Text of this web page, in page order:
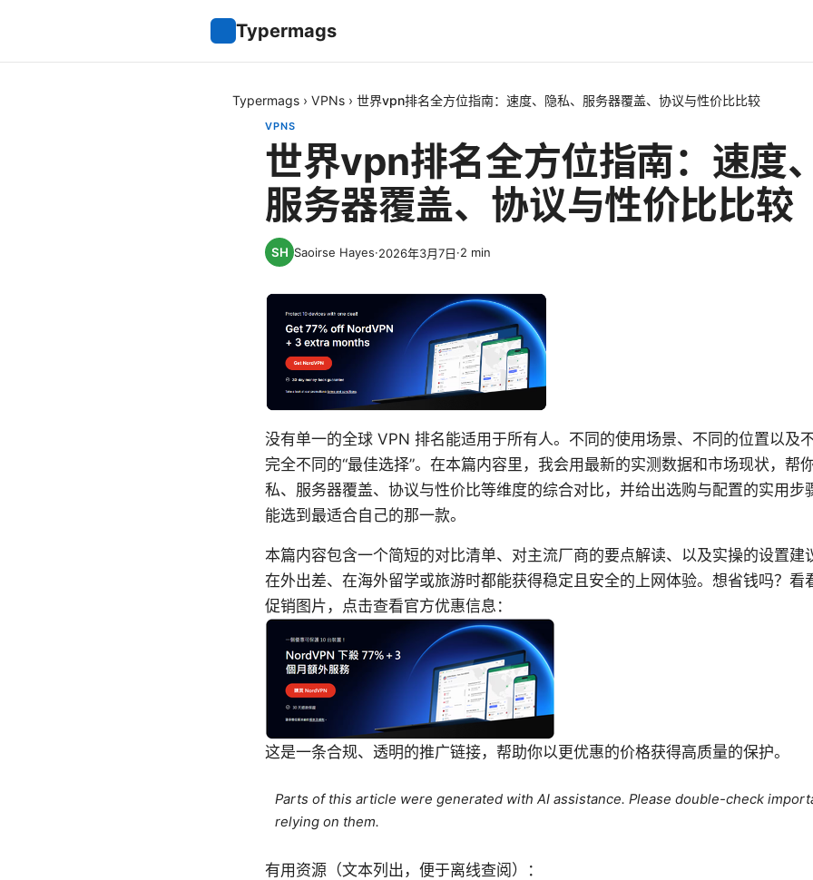
Typermags
Typermags › VPNs › 世界vpn排名全方位指南：速度、隐私、服务器覆盖、协议与性价比比较
VPNS
世界vpn排名全方位指南：速度
服务器覆盖、协议与性价比比较
Saoirse Hayes·2026年3月7日·2 min
没有单一的全球 VPN 排名能适用于所有人。不同的使用场景、不同的位置以及
完全不同的“最佳选择”。在本篇内容里，我会用最新的实测数据和市场现状，帮
私、服务器覆盖、协议与性价比等维度的综合对比，并给出选购与配置的实用步
能选到最适合自己的那一款。
本篇内容包含一个简短的对比清单、对主流厂商的要点解读、以及实操的设置建
在外出差、在海外留学或旅游时都能获得稳定且安全的上网体验。想省钱吗？
促销图片，点击查看官方优惠信息：
这是一条合规、透明的推广链接，帮助你以更优惠的价格获得高质量的保护。
Parts of this article were generated with AI assistance. Please double-check
relying on them.
有用资源（文本列出，便于离线查阅）：